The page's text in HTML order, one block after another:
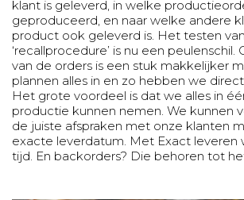
klant is geleverd, in welke
geproduceerd, en naar welke andere
product ook geleverd is. Het testen
‘recallprocedure’ is nu een
van de orders is een stuk makkelijker
plannen alles in en zo hebben we
Het grote voordeel is dat we alles in
productie kunnen nemen. We kunnen
de juiste afspraken met onze klanten
exacte leverdatum. Met Exact leveren
tijd. En backorders? Die behoren tot